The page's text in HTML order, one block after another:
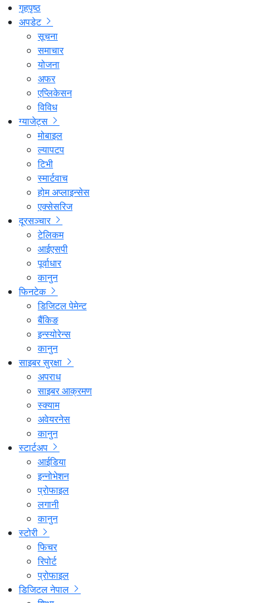
गृहपृष्ठ
अपडेट
सूचना
समाचार
योजना
अफर
एप्लिकेसन
विविध
ग्याजेट्स
मोबाइल
ल्यापटप
टिभी
स्मार्टवाच
होम अप्लाइन्सेस
एक्सेसरिज
दूरसञ्चार
टेलिकम
आईएसपी
पूर्वाधार
कानुन
फिनटेक
डिजिटल पेमेन्ट
बैंकिङ
इन्स्योरेन्स
कानुन
साइबर सुरक्षा
अपराध
साइबर आक्रमण
स्क्याम
अवेयरनेस
कानुन
स्टार्टअप
आईडिया
इन्नोभेशन
प्रोफाइल
लगानी
कानुन
स्टोरी
फिचर
रिपोर्ट
प्रोफाइल
डिजिटल नेपाल